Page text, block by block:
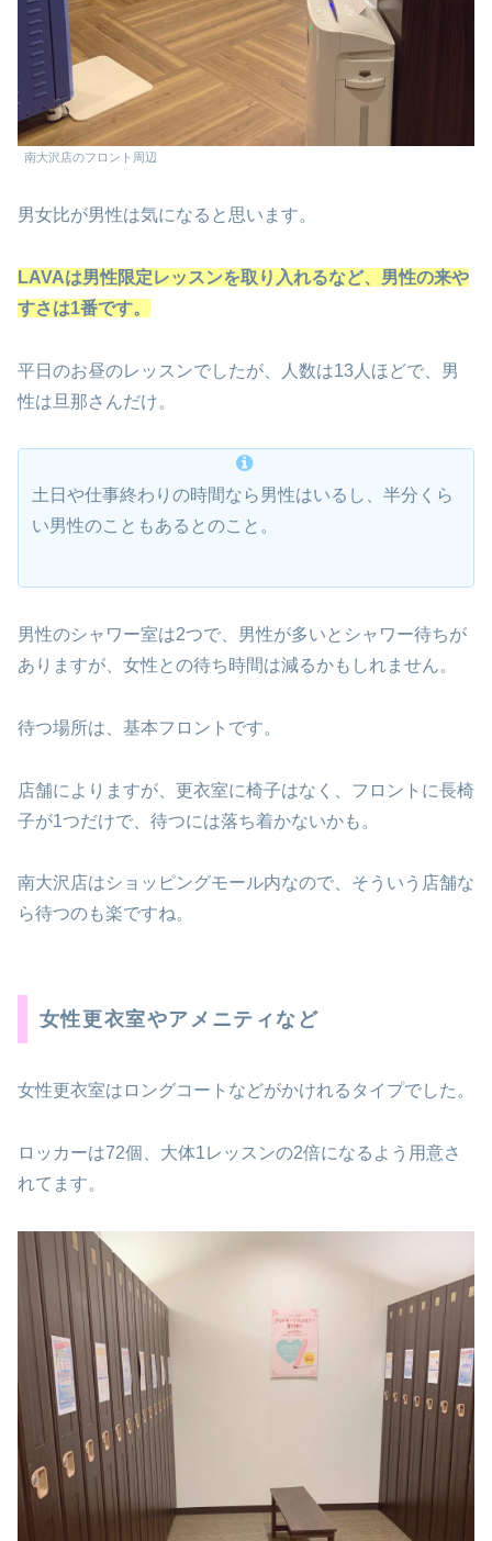
南大沢店のフロント周辺
男女比が男性は気になると思います。
LAVAは男性限定レッスンを取り入れるなど、男性の来や
すさは1番です。
平日のお昼のレッスンでしたが、人数は13人ほどで、男
性は旦那さんだけ。
土日や仕事終わりの時間なら男性はいるし、半分くら
い男性のこともあるとのこと。
男性のシャワー室は2つで、男性が多いとシャワー待ちが
ありますが、女性との待ち時間は減るかもしれません。
待つ場所は、基本フロントです。
店舗によりますが、更衣室に椅子はなく、フロントに長椅
子が1つだけで、待つには落ち着かないかも。
南大沢店はショッピングモール内なので、そういう店舗な
ら待つのも楽ですね。
女性更衣室やアメニティなど
女性更衣室はロングコートなどがかけれるタイプでした。
ロッカーは72個、大体1レッスンの2倍になるよう用意さ
れてます。